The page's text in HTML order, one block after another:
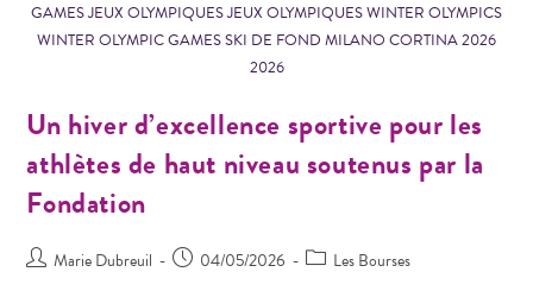
GAMES JEUX OLYMPIQUES JEUX OLYMPIQUES WINTER OLYMPICS
WINTER OLYMPIC GAMES SKI DE FOND MILANO CORTINA 2026
2026
Un hiver d’excellence sportive pour les
athlètes de haut niveau soutenus par la
Fondation
Marie Dubreuil 04/05/2026 Les Bourses